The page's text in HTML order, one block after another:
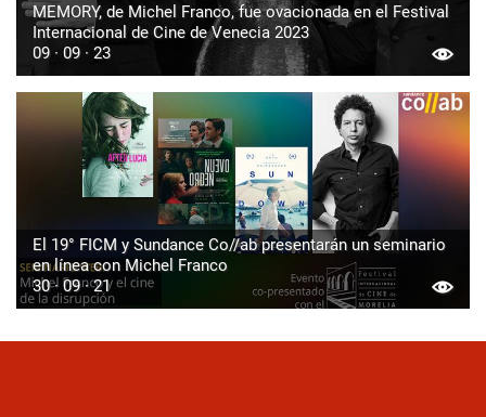
MEMORY, de Michel Franco, fue ovacionada en el Festival
Internacional de Cine de Venecia 2023
09 · 09 · 23
El 19° FICM y Sundance Co//ab presentarán un seminario
en línea con Michel Franco
30 · 09 · 21